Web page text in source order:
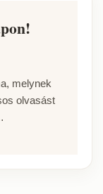
melynek
olvasást